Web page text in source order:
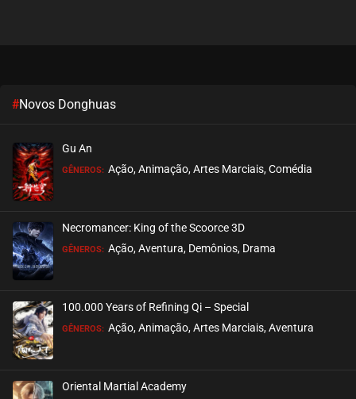
#Novos Donghuas
Gu An
GÊNEROS: Ação, Animação, Artes Marciais, Comédia
Necromancer: King of the Scoorce 3D
GÊNEROS: Ação, Aventura, Demônios, Drama
100.000 Years of Refining Qi – Special
GÊNEROS: Ação, Animação, Artes Marciais, Aventura
Oriental Martial Academy